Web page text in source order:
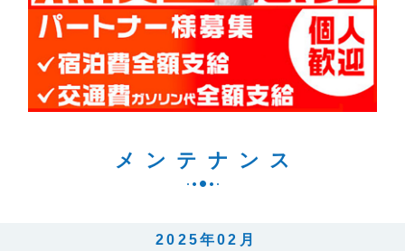
メンテナンス
2025年02月